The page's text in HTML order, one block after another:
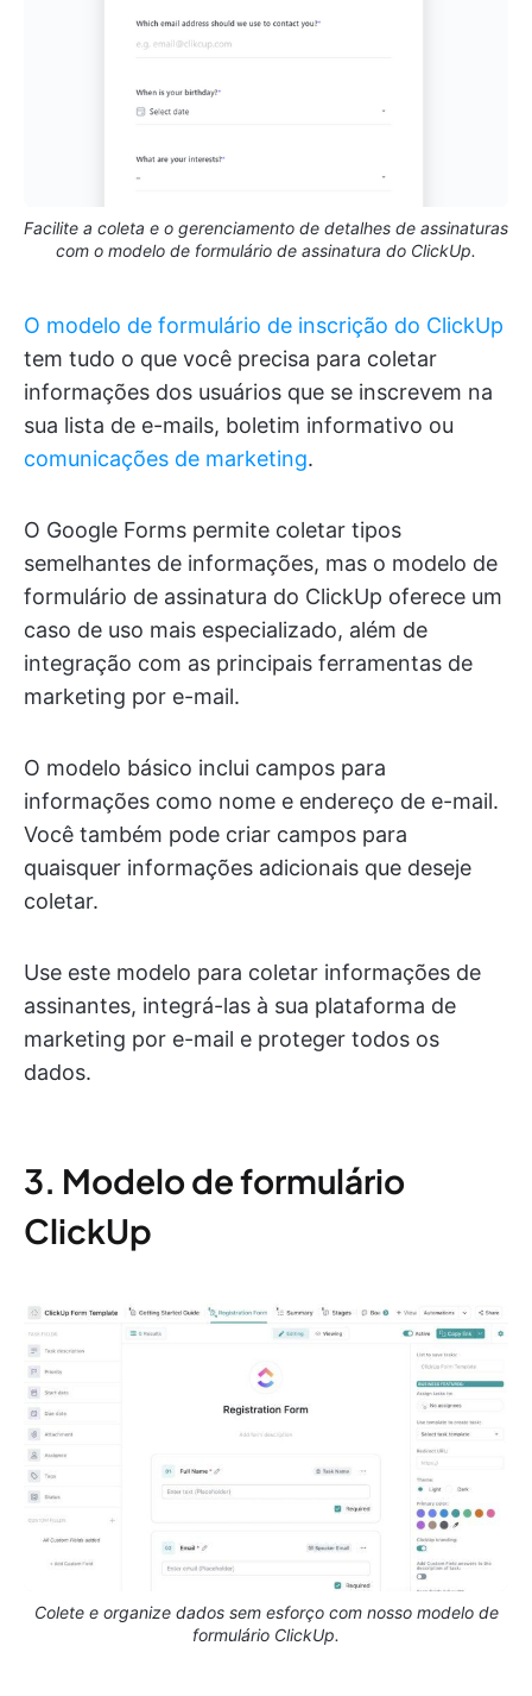
Facilite a coleta e o gerenciamento de detalhes de assinaturas
com o modelo de formulário de assinatura do ClickUp.
O modelo de formulário de inscrição do ClickUp
tem tudo o que você precisa para coletar
informações dos usuários que se inscrevem na
sua lista de e-mails, boletim informativo ou
comunicações de marketing.
O Google Forms permite coletar tipos
semelhantes de informações, mas o modelo de
formulário de assinatura do ClickUp oferece um
caso de uso mais especializado, além de
integração com as principais ferramentas de
marketing por e-mail.
O modelo básico inclui campos para
informações como nome e endereço de e-mail.
Você também pode criar campos para
quaisquer informações adicionais que deseje
coletar.
Use este modelo para coletar informações de
assinantes, integrá-las à sua plataforma de
marketing por e-mail e proteger todos os
dados.
3. Modelo de formulário
ClickUp
Colete e organize dados sem esforço com nosso modelo de
formulário ClickUp.